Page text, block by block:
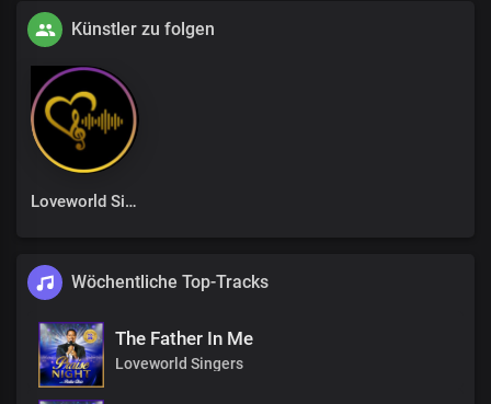
Künstler zu folgen
Loveworld Singers
Wöchentliche Top-Tracks
The Father In Me
Loveworld Singers